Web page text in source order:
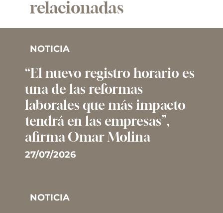
relacionadas
NOTICIA
“El nuevo registro horario es
una de las reformas
laborales que más impacto
tendrá en las empresas”,
afirma Omar Molina
27/07/2026
NOTICIA